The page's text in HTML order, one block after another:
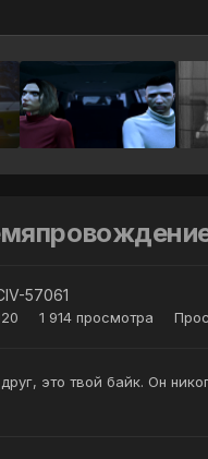
57061
1 914 просмотра
это твой байк. Он